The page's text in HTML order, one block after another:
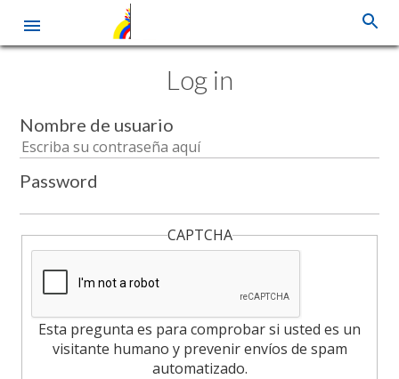
Skip
Log in
Nombre de usuario
Password
CAPTCHA
Esta pregunta es para comprobar si usted es un
visitante humano y prevenir envíos de spam
automatizado.